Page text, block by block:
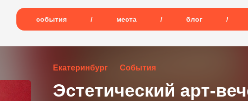
события / места / блог /
Екатеринбург События
Эстетический арт-